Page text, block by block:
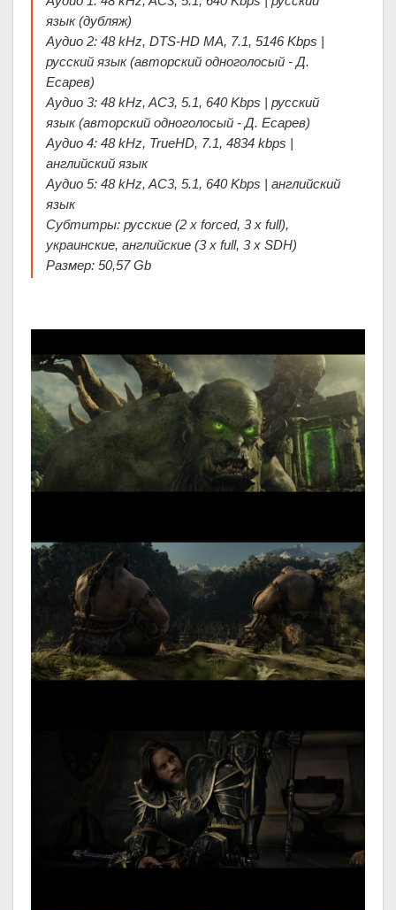
язык (дубляж)
Аудио 2: 48 kHz, DTS-HD MA, 7.1, 5146 Kbps |
русский язык (авторский одноголосый - Д.
Есарев)
Аудио 3: 48 kHz, AC3, 5.1, 640 Kbps | русский
язык (авторский одноголосый - Д. Есарев)
Аудио 4: 48 kHz, TrueHD, 7.1, 4834 kbps |
английский язык
Аудио 5: 48 kHz, AC3, 5.1, 640 Kbps | английский
язык
Субтитры: русские (2 x forced, 3 x full),
украинские, английские (3 x full, 3 x SDH)
Размер: 50,57 Gb